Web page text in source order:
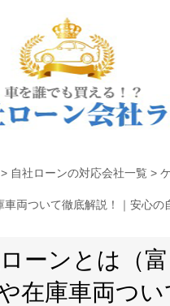
自社ローンの対応会社一覧 >
車両ついて徹底解説！｜安心
ーンとは（
在庫車両つ